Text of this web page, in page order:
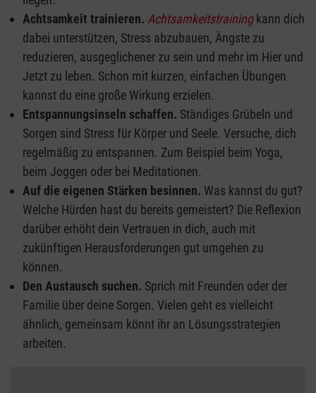
Achtsamkeit trainieren. Achtsamkeitstrainingkann dich
dabei unterstützen, Stress abzubauen, Ängste zu
reduzieren, ausgeglichener zu sein und mehr im Hier und
Jetzt zu leben. Schon mit kurzen, einfachen Übungen
kannst du eine große Wirkung erzielen.
Entspannungsinseln schaffen. Ständiges Grübeln und
Sorgen sind Stress für Körper und Seele. Versuche, dich
regelmäßig zu entspannen. Zum Beispiel beim Yoga,
beim Joggen oder bei Meditationen.
Auf die eigenen Stärken besinnen. Was kannst du gut?
Welche Hürden hast du bereits gemeistert? Die Reflexion
darüber erhöht dein Vertrauen in dich, auch mit
zukünftigen Herausforderungen gut umgehen zu
können.
Den Austausch suchen. Sprich mit Freunden oder der
Familie über deine Sorgen. Vielen geht es vielleicht
ähnlich, gemeinsam könnt ihr an Lösungsstrategien
arbeiten.